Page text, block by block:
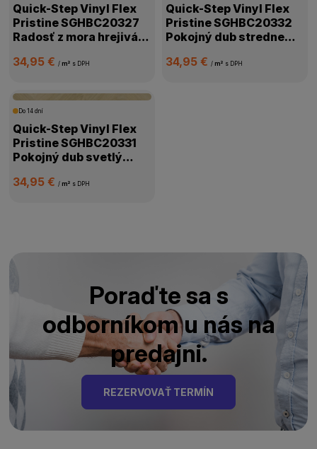
Quick-Step Vinyl Flex
Pristine SGHBC20327
Radosť z mora hrejivá
34,95 €/ m² s DPH
Quick-Step Vinyl Flex
Pristine SGHBC20332
Pokojný dub stredne
34,95 € / m² s DPH
Do 14 dní
Quick-Step Vinyl Flex
Pristine SGHBC20331
Pokojný dub svetlý
34,95 €/ m² s DPH
Poraďte sa s
odborníkom u nás na
predajni.
REZERVOVAŤ TERMÍN